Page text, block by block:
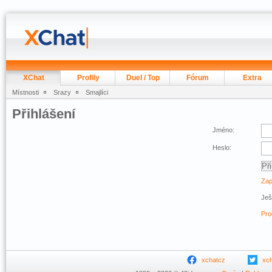
XChat Profily Duel / Top Fórum Extra
Místnosti Srazy Smajlíci
Přihlášení
Jméno:
Heslo:
xchatcz